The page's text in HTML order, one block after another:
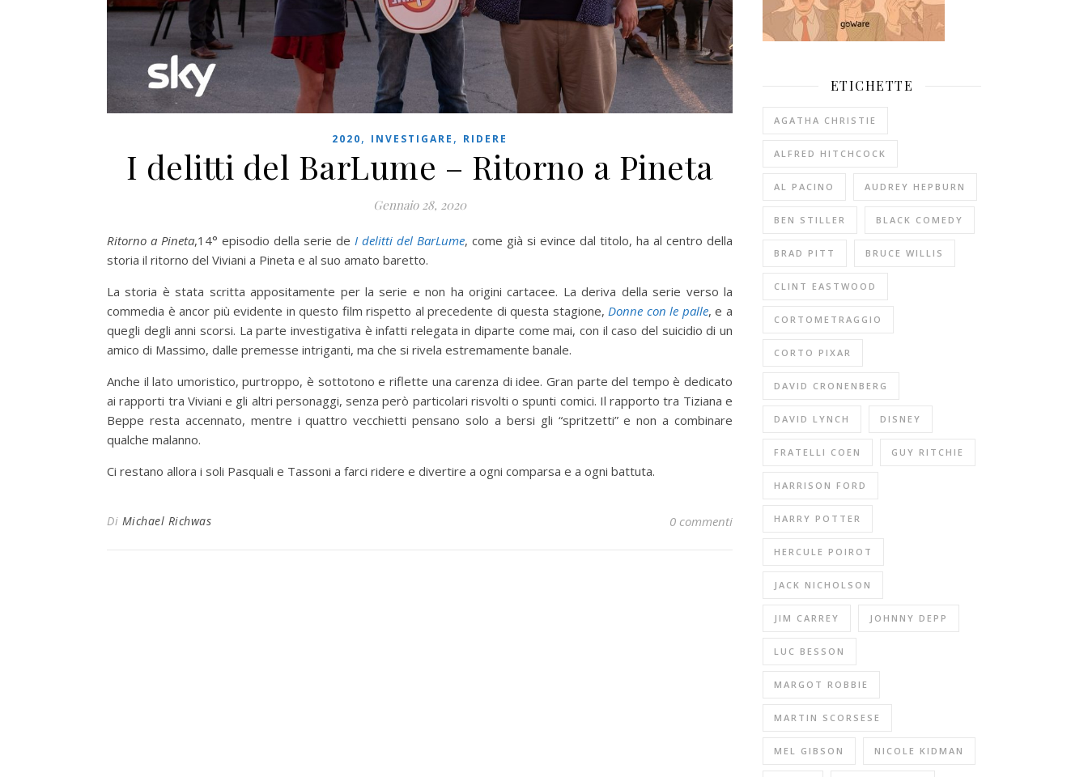
2020, INVESTIGARE , RIDERE
I delitti del BarLume – Ritorno a Pineta
Gennaio 28, 2020
Ritorno a Pineta,14° episodio della serie de I delitti del BarLume, come già si evince dal titolo, ha al centro della
storia il ritorno del Viviani a Pineta e al suo amato baretto.
La storia è stata scritta appositamente per la serie e non ha origini cartacee. La deriva della serie verso la
commedia è ancor più evidente in questo film rispetto al precedente di questa stagione,Donne con le palle, e a
quegli degli anni scorsi. La parte investigativa è infatti relegata in diparte come mai, con il caso del suicidio di un
amico di Massimo, dalle premesse intriganti, ma che si rivela estremamente banale.
Anche il lato umoristico, purtroppo, è sottotono e riflette una carenza di idee. Gran parte del tempo è dedicato
ai rapporti tra Viviani e gli altri personaggi, senza però particolari risvolti o spunti comici. Il rapporto tra Tiziana e
Beppe resta accennato, mentre i quattro vecchietti pensano solo a bersi gli “spritzetti” e non a combinare
qualche malanno.
Ci restano allora i soli Pasquali e Tassoni a farci ridere e divertire a ogni comparsa e a ogni battuta.
Di Michael Richwas 0 commenti
ETICHETTE
AGATHA CHRISTIE
ALFRED HITCHCOCK
AL PACINO AUDREY HEPBURN
BEN STILLER BLACK COMEDY
BRAD PITT BRUCE WILLIS
CLINT EASTWOOD
CORTOMETRAGGIO
CORTO PIXAR
DAVID CRONENBERG
DAVID LYNCH DISNEY
FRATELLI COEN GUY RITCHIE
HARRISON FORD
HARRY POTTER
HERCULE POIROT
JACK NICHOLSON
JIM CARREY JOHNNY DEPP
LUC BESSON
MARGOT ROBBIE
MARTIN SCORSESE
MEL GIBSON NICOLE KIDMAN